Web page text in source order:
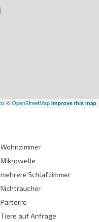
©OpenStreetMap Improve this map
Wohnzimmer
Mikrowelle
mehrere Schlafzimmer
Nichtraucher
Parterre
Tiere auf Anfrage